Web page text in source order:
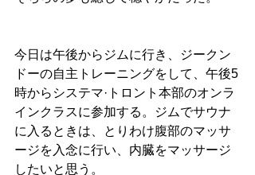
今日は午後からジムに行き、ジークン
ドーの自主トレーニングをして、午後5
時からシステマ·トロント本部のオンラ
インクラスに参加する。ジムでサウナ
に入るときは、とりわけ腹部のマッサ
ージを入念に行い、内臓をマッサージ
したいと思う。